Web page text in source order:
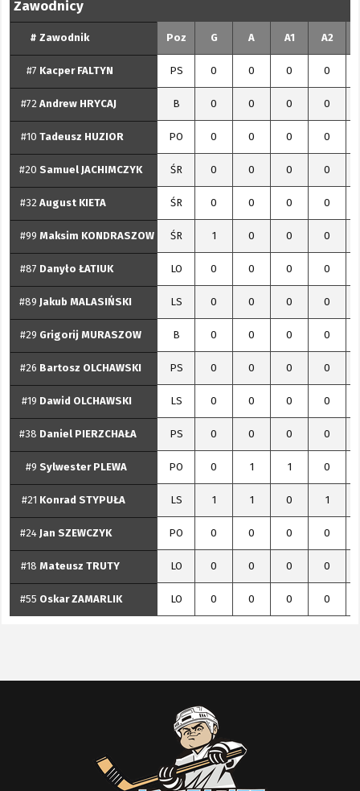
Zawodnicy
# Zawodnik Poz G A A1 A2
#7 Kacper FALTYN PS 0 0 0 0
#72 Andrew HRYCAJ B 0 0 0 0
#10 Tadeusz HUZIOR PO 0 0 0 0
#20 Samuel JACHIMCZYK ŚR 0 0 0 0
#32 August KIETA ŚR 0 0 0 0
#99 Maksim KONDRASZOW ŚR 1 0 0 0
#87 Danyło ŁATIUK LO 0 0 0 0
#89 Jakub MALASIŃSKI LS 0 0 0 0
#29 Grigorij MURASZOW B 0 0 0 0
#26 Bartosz OLCHAWSKI PS 0 0 0 0
#19 Dawid OLCHAWSKI LS 0 0 0 0
#38 Daniel PIERZCHAŁA PS 0 0 0 0
#9 Sylwester PLEWA PO 0 1 1 0
#21 Konrad STYPUŁA LS 1 1 0 1
#24 Jan SZEWCZYK PO 0 0 0 0
#18 Mateusz TRUTY LO 0 0 0 0
#55 OskarZAMARLIK LO 0 0 0 0